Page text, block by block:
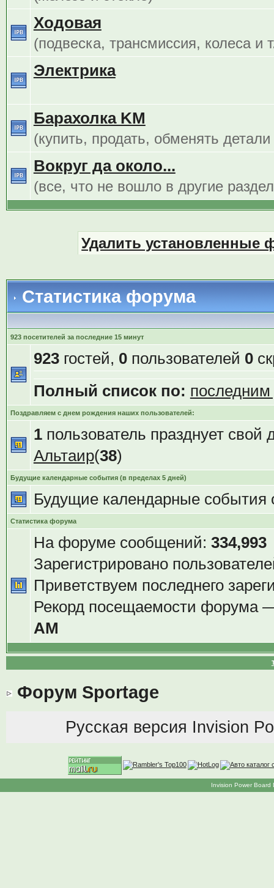
Ходовая
(подвеска, трансмиссия, колеса и
Электрика
Барахолка KM
(купить, продать, обменять
Вокруг да около...
(все, что не вошло в другие
Удалить установленные
Статистика форума
923 посетителей за последние 15 минут
923гостей, 0пользователей 0
Полный список по:
Поздравляем с днем рождения наших пользователей:
1пользователь празднует свой
Альтаир(38)
Будущие календарные события (в пределах 5 дней)
Будущие календарные события
Статистика форума
На форуме сообщений: 334,993
Зарегистрировано
Приветствуем последнего
Рекорд посещаемости форума
AM
Форум Sportage
Русская версия Invision
Invision Power